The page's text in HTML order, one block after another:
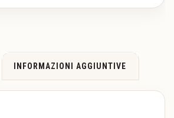
INFORMAZIONI AGGIUNTIVE